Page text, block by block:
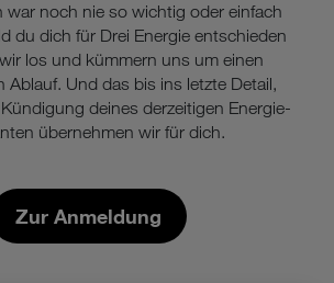
war noch nie so wichtig oder einfach
du dich für Drei Energie entschieden
los und kümmern uns um einen
Ablauf. Und das bis ins letzte Detail,
deines derzeitigen Energie-
übernehmen wir für dich.
Zur Anmeldung